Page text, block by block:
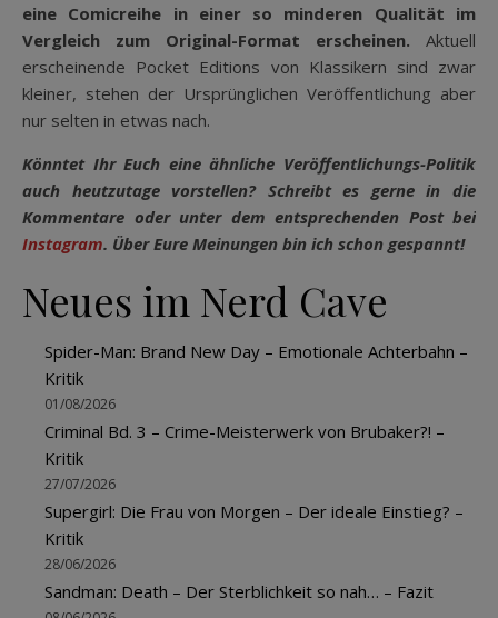
eine Comicreihe in einer so minderen Qualität im
Vergleich zum Original-Format erscheinen. Aktuell
erscheinende Pocket Editions von Klassikern sind zwar
kleiner, stehen der Ursprünglichen Veröffentlichung aber
nur selten in etwas nach.
Könntet Ihr Euch eine ähnliche Veröffentlichungs-Politik
auch heutzutage vorstellen? Schreibt es gerne in die
Kommentare oder unter dem entsprechenden Post bei
Instagram. Über Eure Meinungen bin ich schon gespannt!
Neues im Nerd Cave
Spider-Man: Brand New Day – Emotionale Achterbahn –
Kritik
01/08/2026
Criminal Bd. 3 – Crime-Meisterwerk von Brubaker?! –
Kritik
27/07/2026
Supergirl: Die Frau von Morgen – Der ideale Einstieg? –
Kritik
28/06/2026
Sandman: Death – Der Sterblichkeit so nah… – Fazit